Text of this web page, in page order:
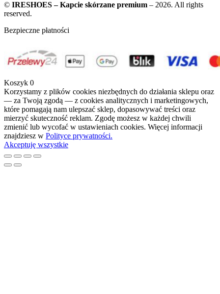
© IRESHOES – Kapcie skórzane premium – 2026. All rights
reserved.
Bezpieczne płatności
Koszyk 0
Korzystamy z plików cookies niezbędnych do działania sklepu oraz
— za Twoją zgodą — z cookies analitycznych i marketingowych,
które pomagają nam ulepszać sklep, dopasowywać treści oraz
mierzyć skuteczność reklam. Zgodę możesz w każdej chwili
zmienić lub wycofać w ustawieniach cookies. Więcej informacji
znajdziesz w Polityce prywatności.
Akceptuję wszystkie